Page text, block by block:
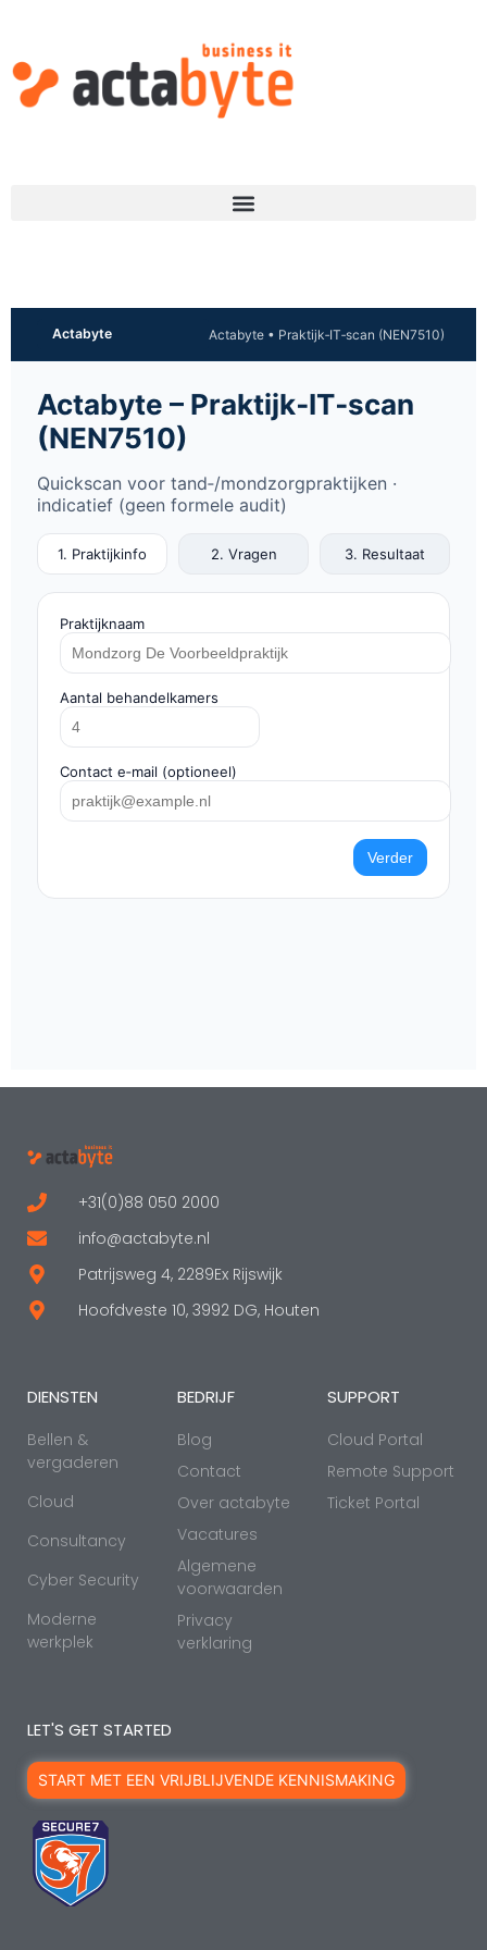
+31(0)88 050 2000
info@actabyte.nl
Patrijsweg 4, 2289Ex Rijswijk
Hoofdveste 10, 3992 DG, Houten
DIENSTEN
Bellen &
vergaderen
Cloud
Consultancy
Cyber Security
Moderne
werkplek
BEDRIJF
Blog
Contact
Over actabyte
Vacatures
Algemene
voorwaarden
Privacy
verklaring
SUPPORT
Cloud Portal
Remote Support
Ticket Portal
LET'S GET STARTED
START MET EEN VRIJBLIJVENDE KENNISMAKING